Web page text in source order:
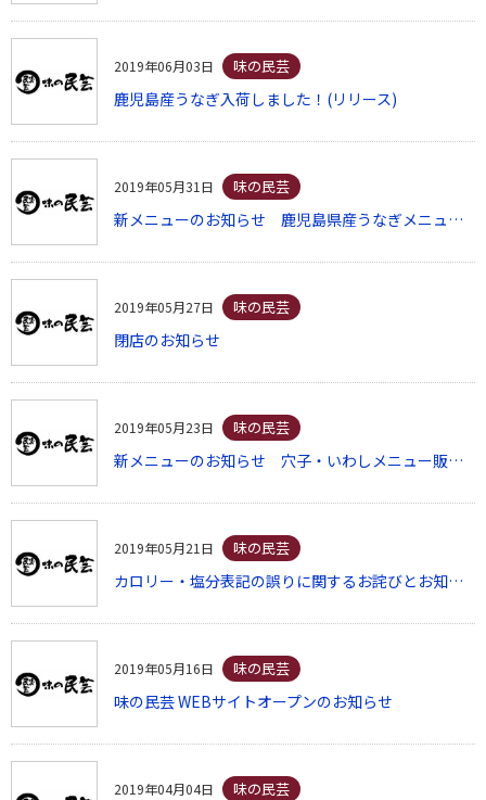
2019年06月03日 味の民芸
鹿児島産うなぎ入荷しました！(リリース)
2019年05月31日 味の民芸
新メニューのお知らせ 鹿児島県産うなぎメニュー販売開始
2019年05月27日 味の民芸
閉店のお知らせ
2019年05月23日 味の民芸
新メニューのお知らせ 穴子・いわしメニュー販売開始
2019年05月21日 味の民芸
カロリー・塩分表記の誤りに関するお詫びとお知らせ
2019年05月16日 味の民芸
味の民芸 WEBサイトオープンのお知らせ
2019年04月04日 味の民芸